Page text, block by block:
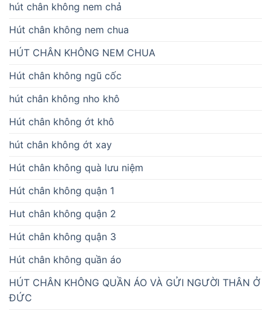
hút chân không nem chả
Hút chân không nem chua
HÚT CHÂN KHÔNG NEM CHUA
Hút chân không ngũ cốc
hút chân không nho khô
Hút chân không ớt khô
hút chân không ớt xay
Hút chân không quà lưu niệm
Hút chân không quận 1
Hut chân không quận 2
Hút chân không quận 3
Hút chân không quần áo
HÚT CHÂN KHÔNG QUẦN ÁO VÀ GỬI NGƯỜI THÂN Ở
ĐỨC